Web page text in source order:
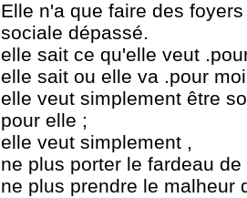
Elle n'a que faire des
sociale dépassé.
elle sait ce qu'elle veut
elle sait ou elle va .pour
elle veut simplement être
pour elle ;
elle veut simplement ,
ne plus porter le fardeau
ne plus prendre le malheur